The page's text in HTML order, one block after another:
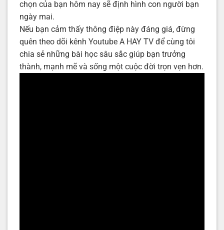
chọn của bạn hôm nay sẽ định hình con người bạn
ngày mai.
Nếu bạn cảm thấy thông điệp này đáng giá, đừng
quên theo dõi kênh Youtube A HAY TV để cùng tôi
chia sẻ những bài học sâu sắc giúp bạn trưởng
thành, mạnh mẽ và sống một cuộc đời trọn vẹn hơn.